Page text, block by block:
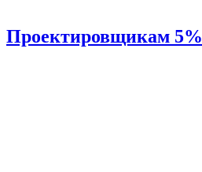
Проектировщикам 5%